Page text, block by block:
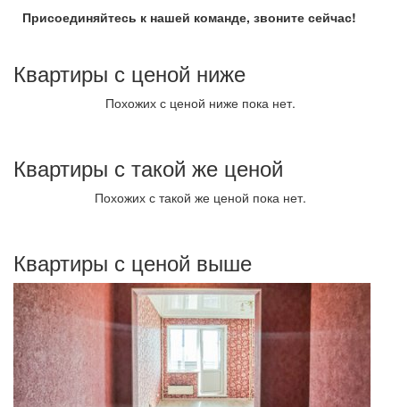
Присоединяйтесь к нашей команде, звоните сейчас!
Квартиры с ценой ниже
Похожих с ценой ниже пока нет.
Квартиры с такой же ценой
Похожих с такой же ценой пока нет.
Квартиры с ценой выше